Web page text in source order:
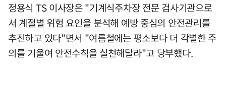
정용식 TS 이사장은 "기계식주차장 전문 검사기관으로
서 계절별 위험 요인을 분석해 예방 중심의 안전관리를
추진하고 있다"면서 "여름철에는 평소보다 더 각별한 주
의를 기울여 안전수칙을 실천해달라"고 당부했다.